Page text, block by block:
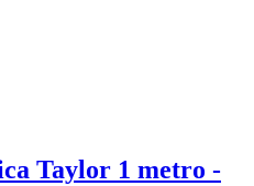
Taylor 1 metro -